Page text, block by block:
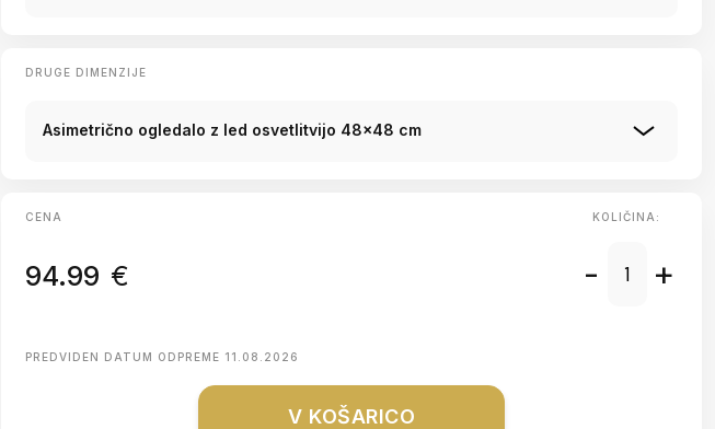
DRUGE DIMENZIJE
Asimetrično ogledalo z led osvetlitvijo 48x48 cm
CENA
94.99 €
KOLIČINA:
- +
PREDVIDEN DATUM ODPREME 11.08.2026
V KOŠARICO